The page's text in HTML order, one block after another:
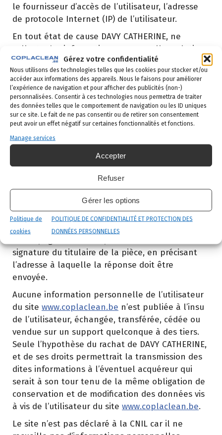
Gérez votre confidentialité
Nous utilisons des technologies telles que les cookies pour stocker et/ou
accéder aux informations des appareils. Nous le faisons pour améliorer
l’expérience de navigation et pour afficher des publicités (non-)
personnalisées. Consentir à ces technologies nous permettra de traiter
des données telles que le comportement de navigation ou les ID uniques
sur ce site. Le fait de ne pas consentir ou de retirer son consentement
peut avoir un effet négatif sur certaines fonctionnalités et fonctions.
Manage services
Accepter
Refuser
Gérer les options
Politique de
cookies
POLITIQUE DE CONFIDENTIALITÉ ET PROTECTION DES
DONNÉES PERSONNELLES
le fournisseur d’accès de l’utilisateur, l’adresse
de protocole Internet (IP) de l’utilisateur.
En tout état de cause DAVY CATHERINE, ne
collecte des informations personnelles relatives
à l’utilisateur que pour le besoin de certains
services proposés par le sitewww.coplaclean.be.
L’utilisateur fournit ces informations en toute
connaissance de cause, notamment lorsqu’il
procède par lui-même à leur saisie. Il est alors
précisé à l’utilisateur du sitewww.coplaclean.be
l’obligation ou non de fournir ces informations.
Conformément aux dispositions des articles 38
et suivants de la loi 78-17 du 6 janvier 1978
relative à l’informatique, aux fichiers et aux
libertés, tout utilisateur dispose d’un droit
d’accès, de rectification et d’opposition aux
données personnelles le concernant, en
effectuant sa demande écrite et signée,
signature du titulaire de la pièce, en précisant
l’adresse à laquelle la réponse doit être
envoyée.
Aucune information personnelle de l’utilisateur
du site www.coplaclean.be n’est publiée à l’insu
de l’utilisateur, échangée, transférée, cédée ou
vendue sur un support quelconque à des tiers.
Seule l’hypothèse du rachat de DAVY CATHERINE,
et de ses droits permettrait la transmission des
dites informations à l’éventuel acquéreur qui
serait à son tour tenu de la même obligation de
conservation et de modification des données vis
à vis de l’utilisateur du site www.coplaclean.be.
Le site n’est pas déclaré à la CNIL car il ne